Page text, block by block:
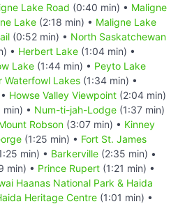
Lake Road (0:40 min) • Maligne
Lake (2:18 min) • Maligne Lake
(0:52 min) • North Saskatchewan
• Herbert Lake (1:04 min) •
Lake (1:44 min) • Peyto Lake
Waterfowl Lakes (1:34 min) •
Howse Valley Viewpoint (2:04 min)
min) • Num-ti-jah-Lodge (1:37 min)
Robson (3:07 min) • Kinney
(1:25 min) • Fort St. James
min) • Barkerville (2:35 min) •
min) • Prince Rupert (1:21 min) •
Haanas National Park & Haida
Heritage Centre (1:01 min) •